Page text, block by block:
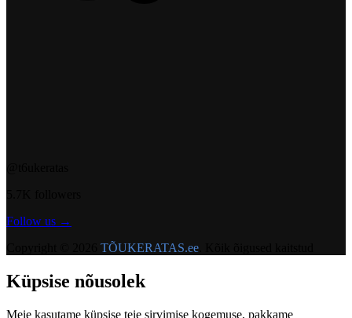
Follow us →
TÕUKERATAS.ee
Küpsise nõusolek
Meie kasutame küpsise teie sirvimise kogemuse, pakkame